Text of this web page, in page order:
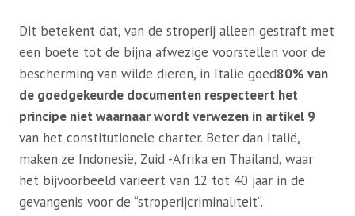
Dit betekent dat, van de stroperij alleen gestraft met
een boete tot de bijna afwezige voorstellen voor de
bescherming van wilde dieren, in Italië goed80% van
de goedgekeurde documenten respecteert het
principe niet waarnaar wordt verwezen in artikel 9
van het constitutionele charter. Beter dan Italië,
maken ze Indonesië, Zuid -Afrika en Thailand, waar
het bijvoorbeeld varieert van 12 tot 40 jaar in de
gevangenis voor de “stroperijcriminaliteit”.